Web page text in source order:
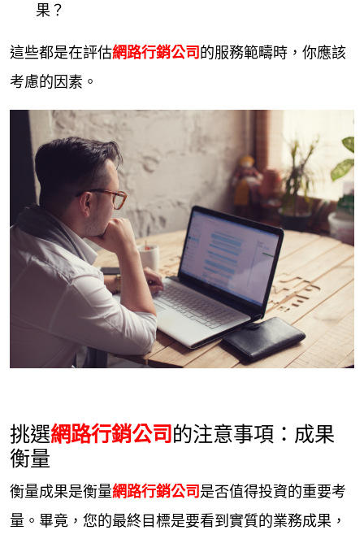
果？
這些都是在評估網路行銷公司的服務範疇時，你應該
考慮的因素。
挑選網路行銷公司的注意事項：成果
衡量
衡量成果是衡量網路行銷公司是否值得投資的重要考
量。畢竟，您的最終目標是要看到實質的業務成果，